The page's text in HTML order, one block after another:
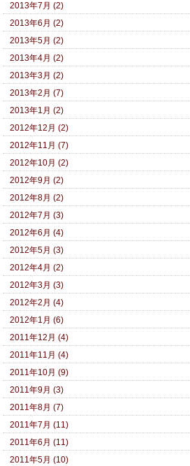
2013年7月 (2)
2013年6月 (2)
2013年5月 (2)
2013年4月 (2)
2013年3月 (2)
2013年2月 (7)
2013年1月 (2)
2012年12月 (2)
2012年11月 (7)
2012年10月 (2)
2012年9月 (2)
2012年8月 (2)
2012年7月 (3)
2012年6月 (4)
2012年5月 (3)
2012年4月 (2)
2012年3月 (3)
2012年2月 (4)
2012年1月 (6)
2011年12月 (4)
2011年11月 (4)
2011年10月 (9)
2011年9月 (3)
2011年8月 (7)
2011年7月 (11)
2011年6月 (11)
2011年5月 (10)